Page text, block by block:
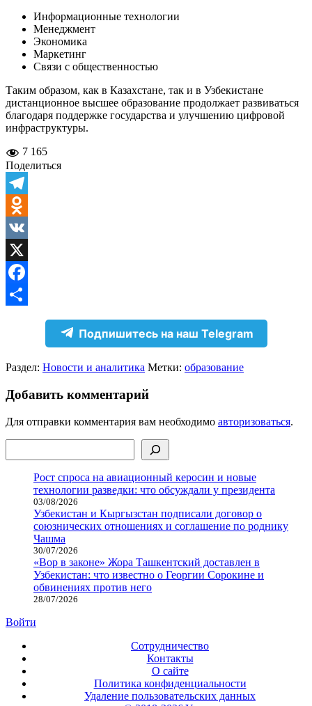
Информационные технологии
Менеджмент
Экономика
Маркетинг
Связи с общественностью
Таким образом, как в Казахстане, так и в Узбекистане
дистанционное высшее образование продолжает развиваться
благодаря поддержке государства и улучшению цифровой
инфраструктуры.
7 165
Поделиться
Telegram
Odnoklassniki
VK
X
Facebook
Подпишитесь на наш Telegram
Раздел: Новости и аналитика Метки: образование
Добавить комментарий
Для отправки комментария вам необходимо авторизоваться.
Рост спроса на авиационный керосин и новые
технологии разведки: что обсуждали у президента
03/08/2026
Узбекистан и Кыргызстан подписали договор о
союзнических отношениях и соглашение по роднику
Чашма
30/07/2026
«Вор в законе» Жора Ташкентский доставлен в
Узбекистан: что известно о Георгии Сорокине и
обвинениях против него
28/07/2026
Войти
Сотрудничество
Контакты
О сайте
Политика конфиденциальности
Удаление пользовательских данных